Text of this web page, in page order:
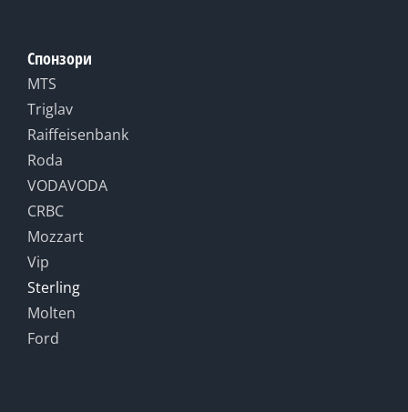
Спонзори
MTS
Triglav
Raiffeisenbank
Roda
VODAVODA
CRBC
Mozzart
Vip
Sterling
Molten
Ford